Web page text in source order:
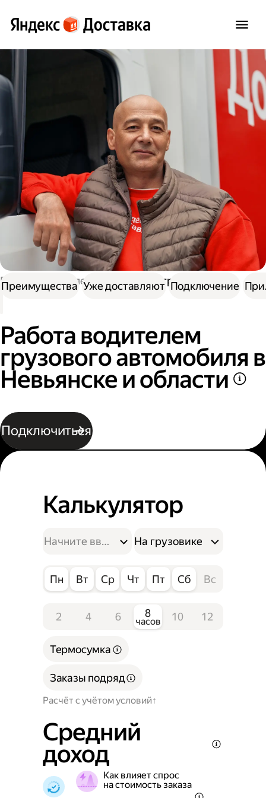
Работа водителем Работа на грузовике
Работа водителем
грузового автомобиля в
Невьянске и области
Подключиться
Преимущества Уже доставляют Подключение
Калькулятор
На грузовике
Пн Вт Ср Чт Пт Сб Вс
2 4 6 8
часов 10 12
Расчёт с учётом условий
Термосумка
Заказы подряд
Средний
доход
Как влияет спрос
на стоимость заказа